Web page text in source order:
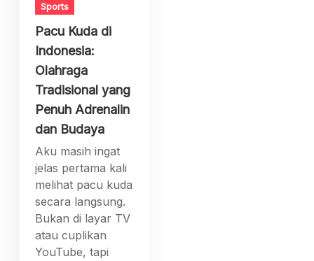
Sports
Pacu Kuda di
Indonesia:
Olahraga
Tradisional yang
Penuh Adrenalin
dan Budaya
Aku masih ingat
jelas pertama kali
melihat pacu kuda
secara langsung.
Bukan di layar TV
atau cuplikan
YouTube, tapi